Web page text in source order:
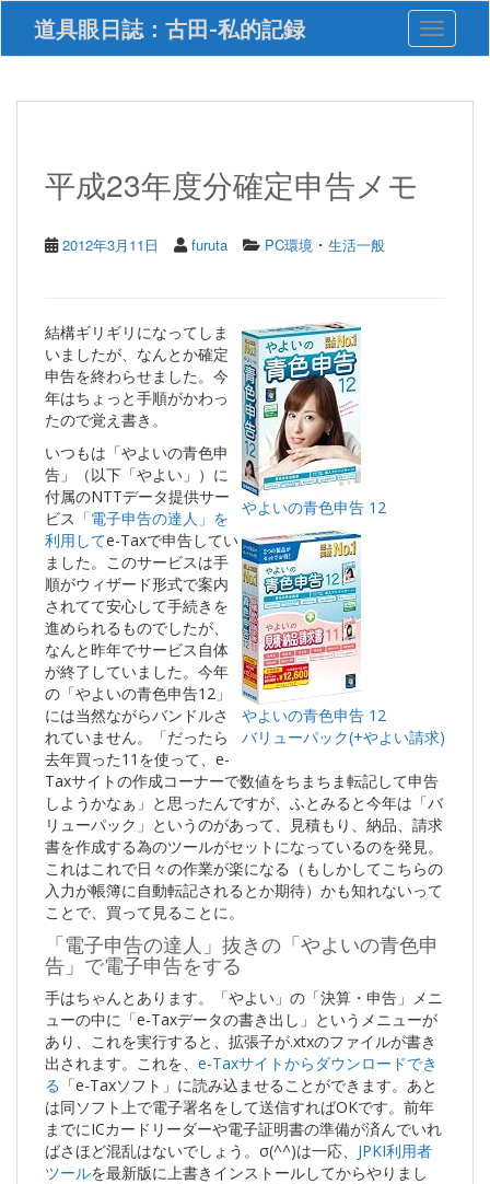
i
道具眼日誌：古田-私的記録 Toggle
平成23年度分確定申告メモ
2012年3月11日 furuta PC環境 ・ 生活一般
やよいの青色申告 12
やよいの青色申告 12
バリューパック(+やよい請求)
結構ギリギリになってしま
いましたが、なんとか確定
申告を終わらせました。今
年はちょっと手順がかわっ
たので覚え書き。
いつもは「やよいの青色申
告」（以下「やよい」）に
付属のNTTデータ提供サー
ビス 「電子申告の達人」を
利用してe-Taxで申告してい
ました。このサービスは手
順がウィザード形式で案内
されてて安心して手続きを
進められるものでしたが、
なんと昨年でサービス自体
が終了していました。今年
の「やよいの青色申告12」
には当然ながらバンドルさ
れていません。「だったら
去年買った11を使って、e-
Taxサイトの作成コーナーで数値をちまちま転記して申告
しようかなぁ」と思ったんですが、ふとみると今年は「バ
リューパック」というのがあって、見積もり、納品、請求
書を作成する為のツールがセットになっているのを発見。
これはこれで日々の作業が楽になる（もしかしてこちらの
入力が帳簿に自動転記されるとか期待）かも知れないって
ことで、買って見ることに。
「電子申告の達人」抜きの「やよいの青色申
告」で電子申告をする
手はちゃんとあります。「やよい」の「決算・申告」メニ
ューの中に「e-Taxデータの書き出し」というメニューが
あり、これを実行すると、拡張子が.xtxのファイルが書き
出されます。これを、 e-Taxサイトからダウンロードでき
る 「e-Taxソフト」に読み込ませることができます。あと
は同ソフト上で電子署名をして送信すればOKです。前年
までにICカードリーダーや電子証明書の準備が済んでいれ
ばさほど混乱はないでしょう。σ(^^)は一応、 JPKI利用者
ツールを最新版に上書きインストールしてからやりまし